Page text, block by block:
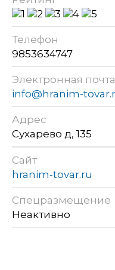
Телефон
9853634747
Электронная почта
info@hranim-
Адрес
Сухарево д, 135
Сайт
hranim-tovar.ru
Спецразмещение
Неактивно